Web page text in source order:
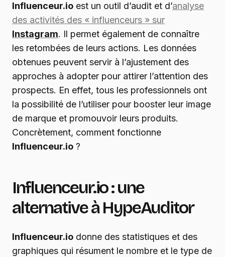
Influenceur.io est un outil d’audit et d’analyse
des activités des « influenceurs » sur
Instagram. Il permet également de connaître
les retombées de leurs actions. Les données
obtenues peuvent servir à l’ajustement des
approches à adopter pour attirer l’attention des
prospects. En effet, tous les professionnels ont
la possibilité de l’utiliser pour booster leur image
de marque et promouvoir leurs produits.
Concrètement, comment fonctionne
Influenceur.io ?
Influenceur.io : une
alternative à HypeAuditor
Influenceur.io donne des statistiques et des
graphiques qui résument le nombre et le type de